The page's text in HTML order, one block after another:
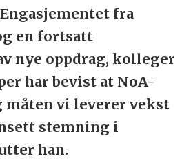
fra
en fortsatt
nye oppdrag, kolleger
har bevist at NoA-
vi leverer vekst
stemning i
han.